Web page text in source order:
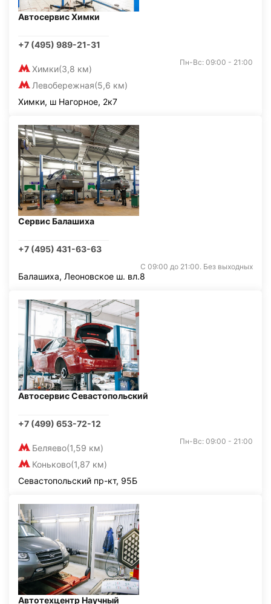
Автосервис Химки
+7 (495) 989-21-31
Химки(3,8 км)
Левобережная(5,6 км)
Пн-Вс: 09:00 - 21:00
Химки, ш Нагорное, 2к7
Сервис Балашиха
+7 (495) 431-63-63
С 09:00 до 21:00. Без выходных
Балашиха, Леоновское ш. вл.8
Автосервис Севастопольский
+7 (499) 653-72-12
Беляево(1,59 км)
Коньково(1,87 км)
Пн-Вс: 09:00 - 21:00
Севастопольский пр-кт, 95Б
Автотехцентр Научный